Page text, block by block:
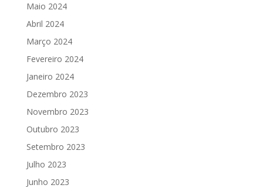
Maio 2024
Abril 2024
Março 2024
Fevereiro 2024
Janeiro 2024
Dezembro 2023
Novembro 2023
Outubro 2023
Setembro 2023
Julho 2023
Junho 2023